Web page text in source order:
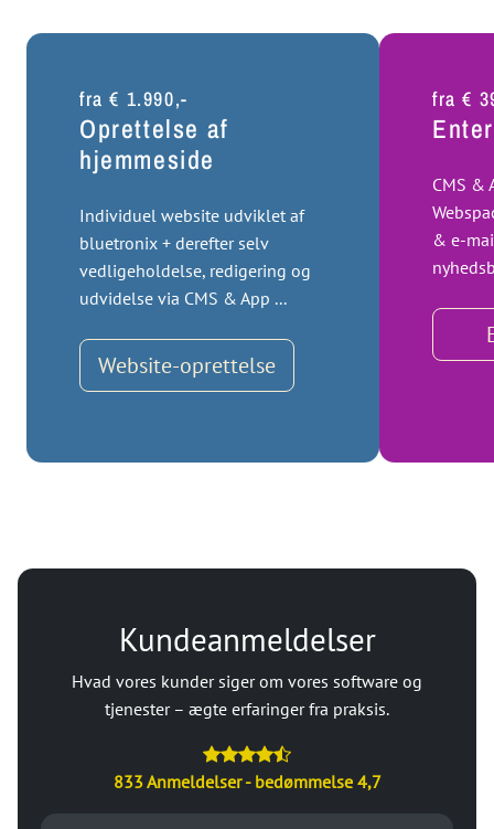
fra € 1.990,-
Oprettelse af
hjemmeside
Individuel website udviklet af
bluetronix + derefter selv
vedligeholdelse, redigering og
udvidelse via CMS & App ...
Website-oprettelse
fra €
CMS &
& e-
Kundeanmeldelser
Hvad vores kunder siger om vores software og
tjenester – ægte erfaringer fra praksis.
833 Anmeldelser - bedømmelse 4,7